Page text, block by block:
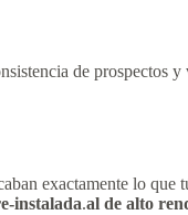
de prospectos
exactamente lo
instalada.al de alto